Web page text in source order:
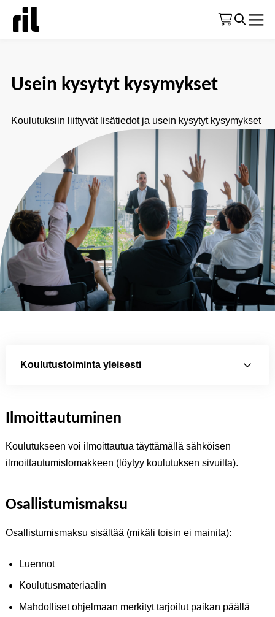
Usein kysytyt kysymykset
Koulutuksiin liittyvät lisätiedot ja usein kysytyt kysymykset
Ilmoittautuminen
Koulutukseen voi ilmoittautua täyttämällä sähköisen
ilmoittautumislomakkeen (löytyy koulutuksen sivuilta).
Osallistumismaksu
Osallistumismaksu sisältää (mikäli toisin ei mainita):
Luennot
Koulutusmateriaalin
Mahdolliset ohjelmaan merkityt tarjoilut paikan päällä
Koulutustoiminta yleisesti